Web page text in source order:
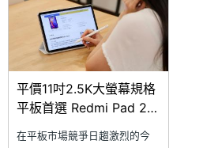
平價11吋2.5K大螢幕規格
平板首選 Redmi Pad 2開
箱體驗
在平板市場競爭日趨激烈的今